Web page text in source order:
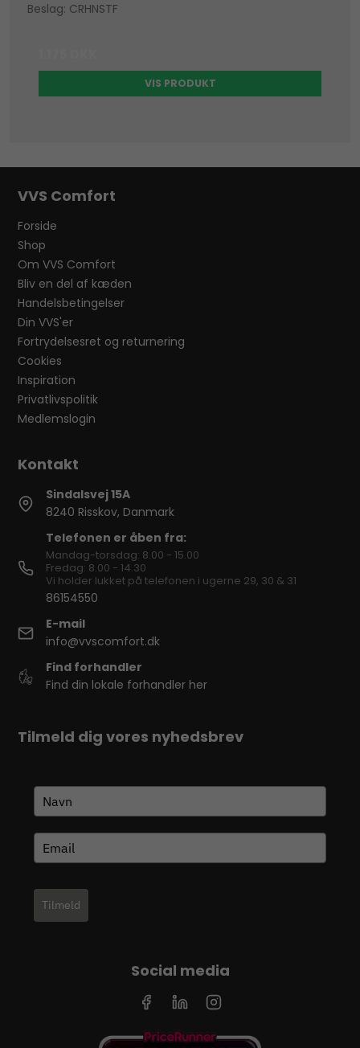
Beslag: CRHNSTF
VIS PRODUKT
VVS Comfort
Forside
Shop
Om VVS Comfort
Bliv en del af kæden
Handelsbetingelser
Din VVS'er
Fortrydelsesret og returnering
Cookies
Inspiration
Privatlivspolitik
Medlemslogin
Sindalsvej 15A
8240 Risskov, Danmark
Telefonen er åben fra:
Mandag-torsdag: 8.00 - 15.00
Fredag: 8.00 - 14.30
Vi holder lukket på telefonen i ugerne 29, 30 & 31
86154550
E-mail
info@vvscomfort.dk
Find forhandler
Find din lokale forhandler her
Tilmeld dig vores nyhedsbrev
Tilmeld
Social media